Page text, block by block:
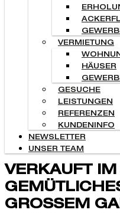
VERMIETUNG
HÄUSER
GESUCHE
LEISTUNGEN
REFERENZEN
KUNDENINFO
NEWSLETTER
UNSER TEAM
VERKAUFT
GROSSEM